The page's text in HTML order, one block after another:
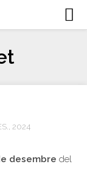
2024
desembre del